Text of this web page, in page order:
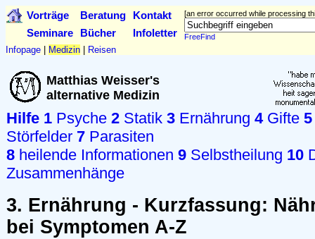
Vorträge Beratung Kontakt [an error occurred while processing
FreeFind
Seminare Bücher Infoletter
Infopage Medizin Reisen
Matthias Weisser's
alternative Medizin
Hilfe 1 Psyche 2 Statik 3 Ernährung 4Gifte 5
Störfelder 7 Parasiten
8 heilende Informationen 9 Selbstheilung 10
Zusammenhänge
3. Ernährung - Kurzfassung:
bei Symptomen A-Z